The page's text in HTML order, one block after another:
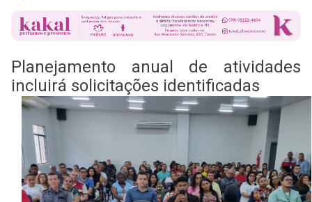
Planejamento anual de atividades
incluirá solicitações identificadas